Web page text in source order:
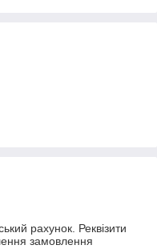
рахунок. Реквізити
замовлення